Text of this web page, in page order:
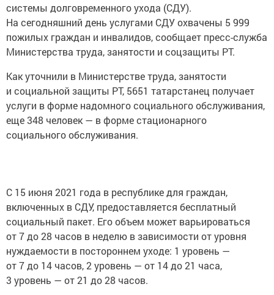
системы долговременного ухода (СДУ).
На сегодняшний день услугами СДУ охвачены 5 999
пожилых граждан и инвалидов, сообщает пресс-служба
Министерства труда, занятости и соцзащиты РТ.
Как уточнили в Министерстве труда, занятости
и социальной защиты РТ, 5651 татарстанец получает
услуги в форме надомного социального обслуживания,
еще 348 человек — в форме стационарного
социального обслуживания.
С 15 июня 2021 года в республике для граждан,
включенных в СДУ, предоставляется бесплатный
социальный пакет. Его объем может варьироваться
от 7 до 28 часов в неделю в зависимости от уровня
нуждаемости в постороннем уходе: 1 уровень —
от 7 до 14 часов, 2 уровень — от 14 до 21 часа,
3 уровень — от 21 до 28 часов.